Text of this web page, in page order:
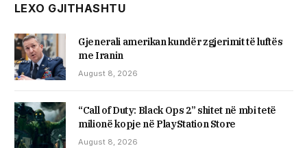
LEXO GJITHASHTU
Gjenerali amerikan kundër zgjerimit të luftës
me Iranin
August 8, 2026
“Call of Duty: Black Ops 2” shitet në mbi tetë
milionë kopje në PlayStation Store
August 8, 2026